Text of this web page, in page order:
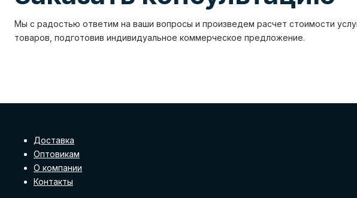
Мы с радостью ответим на ваши вопросы и произведем расчет стоимости
товаров, подготовив индивидуальное коммерческое предложение.
Доставка
Оптовикам
О компании
Контакты